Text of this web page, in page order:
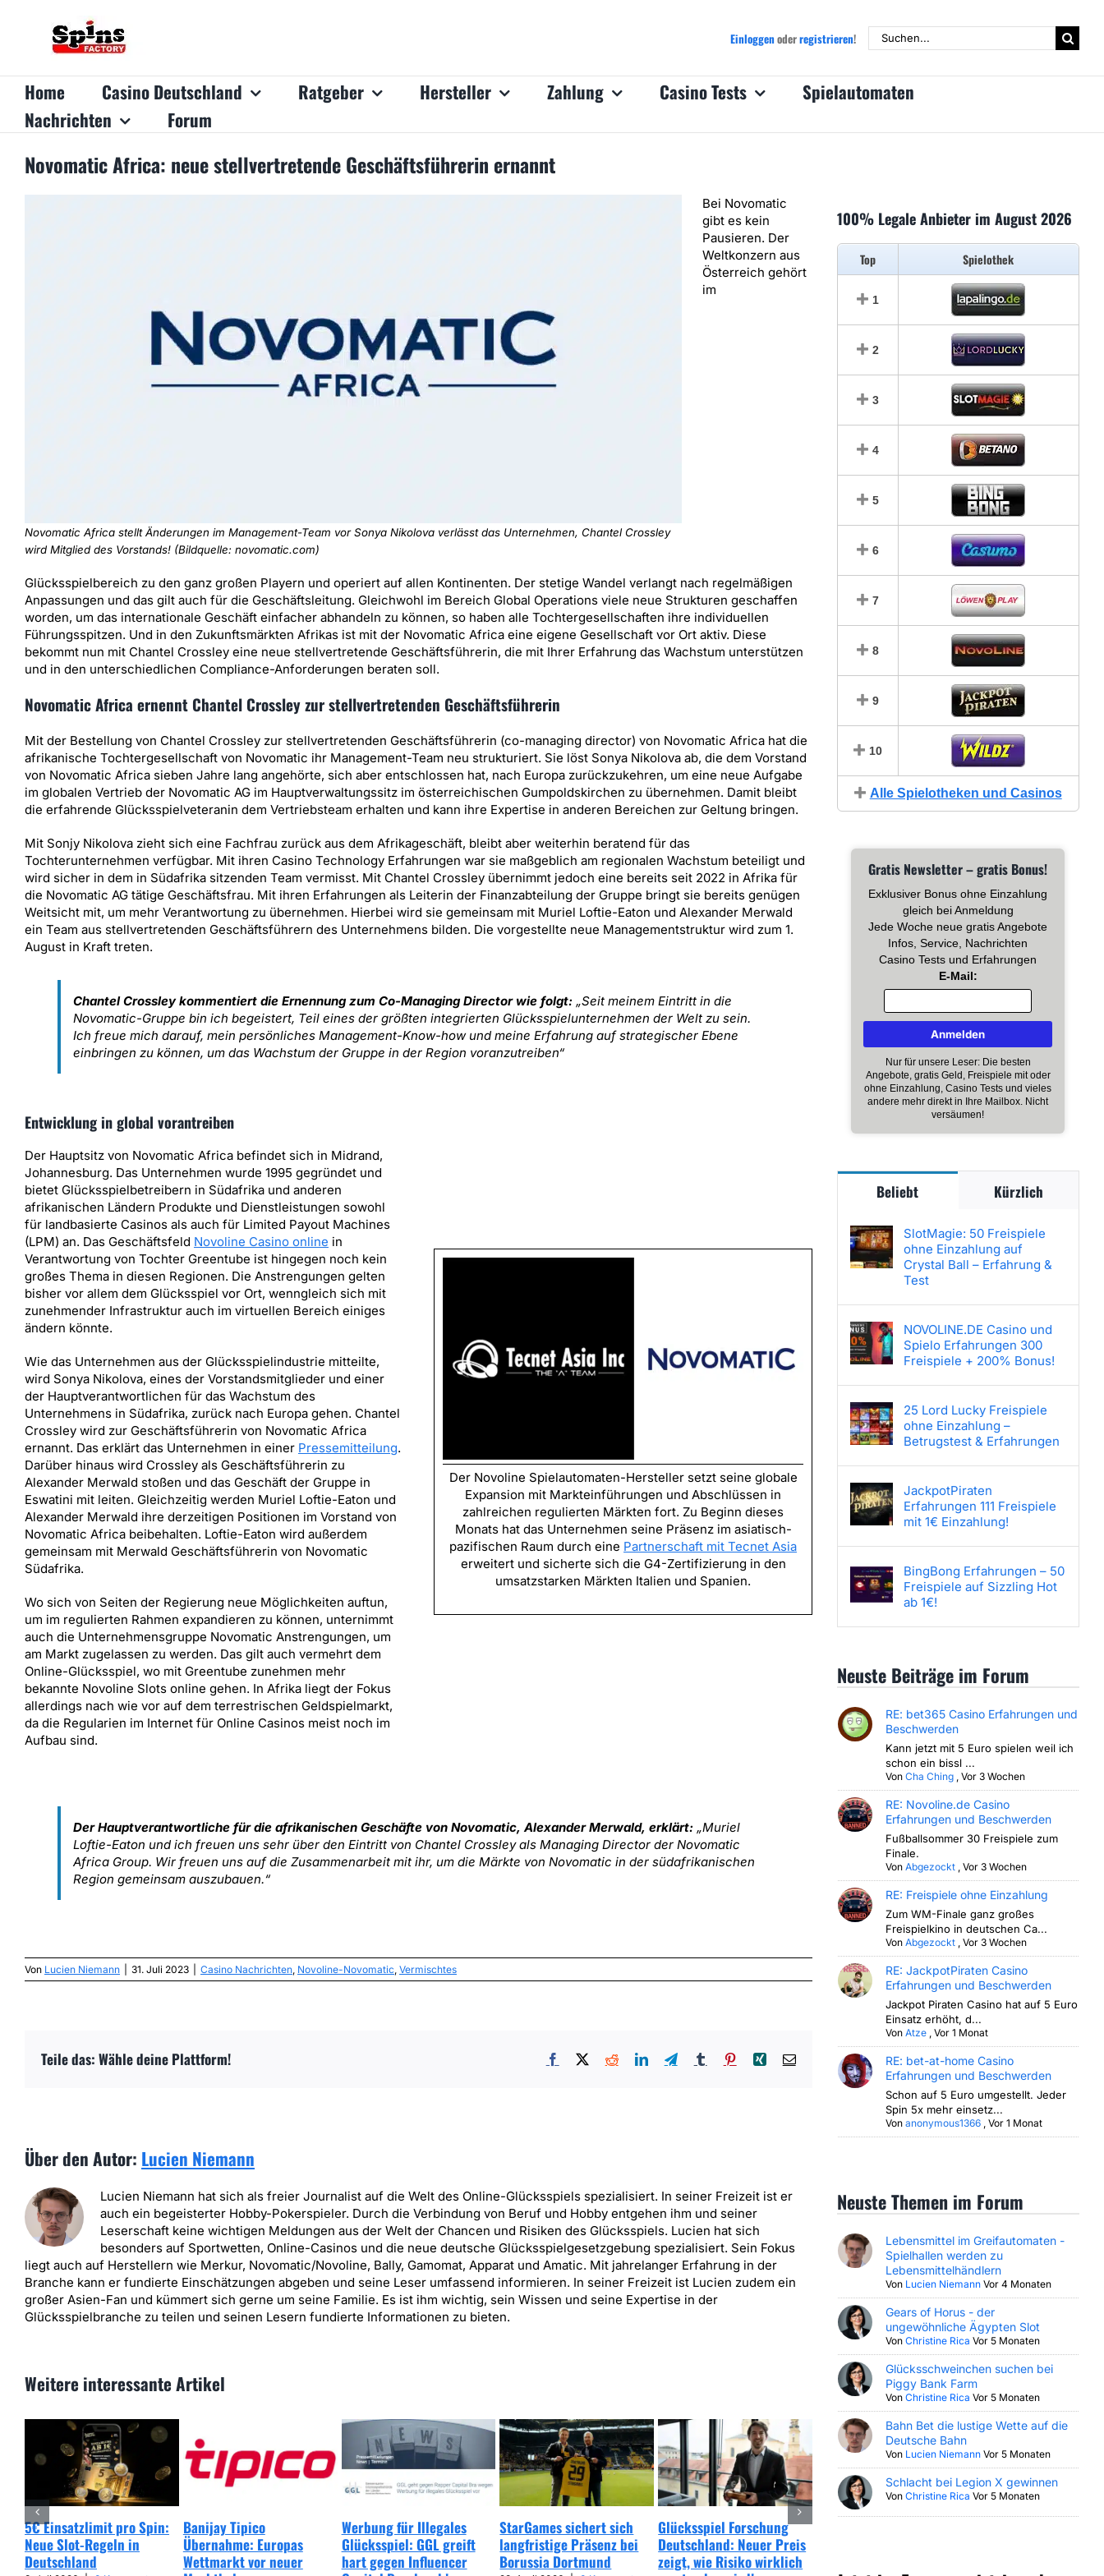
Einloggenoderregistrieren!
Suche
nach:
Home Casino Deutschland Ratgeber Hersteller Zahlung Casino Tests
Spielautomaten
Nachrichten
Forum
Novomatic Africa: neue stellvertretende Geschäftsführerin ernannt
Novomatic Africa stellt Änderungen im Management-Team vor Sonya Nikolova verlässt das Unternehmen, Chantel Crossley
wird Mitglied des Vorstands! (Bildquelle: novomatic.com)
Bei Novomatic
gibt es kein
Pausieren. Der
Weltkonzern aus
Österreich gehört
im
Glücksspielbereich zu den ganz großen Playern und operiert auf allen Kontinenten. Der stetige Wandel verlangt nach regelmäßigen
Anpassungen und das gilt auch für die Geschäftsleitung. Gleichwohl im Bereich Global Operations viele neue Strukturen geschaffen
worden, um das internationale Geschäft einfacher abhandeln zu können, so haben alle Tochtergesellschaften ihre individuellen
Führungsspitzen. Und in den Zukunftsmärkten Afrikas ist mit der Novomatic Africa eine eigene Gesellschaft vor Ort aktiv. Diese
bekommt nun mit Chantel Crossley eine neue stellvertretende Geschäftsführerin, die mit Ihrer Erfahrung das Wachstum unterstützen
und in den unterschiedlichen Compliance-Anforderungen beraten soll.
Novomatic Africa ernennt Chantel Crossley zur stellvertretenden Geschäftsführerin
Mit der Bestellung von Chantel Crossley zur stellvertretenden Geschäftsführerin (co-managing director) von Novomatic Africa hat die
afrikanische Tochtergesellschaft von Novomatic ihr Management-Team neu strukturiert. Sie löst Sonya Nikolova ab, die dem Vorstand
von Novomatic Africa sieben Jahre lang angehörte, sich aber entschlossen hat, nach Europa zurückzukehren, um eine neue Aufgabe
im globalen Vertrieb der Novomatic AG im Hauptverwaltungssitz im österreichischen Gumpoldskirchen zu übernehmen. Damit bleibt
die erfahrende Glücksspielveteranin dem Vertriebsteam erhalten und kann ihre Expertise in anderen Bereichen zur Geltung bringen.
Mit Sonjy Nikolova zieht sich eine Fachfrau zurück aus dem Afrikageschäft, bleibt aber weiterhin beratend für das
Tochterunternehmen verfügbar. Mit ihren Casino Technology Erfahrungen war sie maßgeblich am regionalen Wachstum beteiligt und
wird sicher in dem in Südafrika sitzenden Team vermisst. Mit Chantel Crossley übernimmt jedoch eine bereits seit 2022 in Afrika für
die Novomatic AG tätige Geschäftsfrau. Mit ihren Erfahrungen als Leiterin der Finanzabteilung der Gruppe bringt sie bereits genügen
Weitsicht mit, um mehr Verantwortung zu übernehmen. Hierbei wird sie gemeinsam mit Muriel Loftie-Eaton und Alexander Merwald
ein Team aus stellvertretenden Geschäftsführern des Unternehmens bilden. Die vorgestellte neue Managementstruktur wird zum 1.
August in Kraft treten.
Chantel Crossley kommentiert die Ernennung zum Co-Managing Director wie folgt:„Seit meinem Eintritt in die
Novomatic-Gruppe bin ich begeistert, Teil eines der größten integrierten Glücksspielunternehmen der Welt zu sein.
Ich freue mich darauf, mein persönliches Management-Know-how und meine Erfahrung auf strategischer Ebene
einbringen zu können, um das Wachstum der Gruppe in der Region voranzutreiben“
Entwicklung in global vorantreiben
Der Hauptsitz von Novomatic Africa befindet sich in Midrand,
Johannesburg. Das Unternehmen wurde 1995 gegründet und
bietet Glücksspielbetreibern in Südafrika und anderen
afrikanischen Ländern Produkte und Dienstleistungen sowohl
für landbasierte Casinos als auch für Limited Payout Machines
(LPM) an. Das Geschäftsfeld Novoline Casino online in
Verantwortung von Tochter Greentube ist hingegen noch kein
großes Thema in diesen Regionen. Die Anstrengungen gelten
bisher vor allem dem Glücksspiel vor Ort, wenngleich sich mit
zunehmender Infrastruktur auch im virtuellen Bereich einiges
ändern könnte.
Wie das Unternehmen aus der Glücksspielindustrie mitteilte,
wird Sonya Nikolova, eines der Vorstandsmitglieder und einer
der Hauptverantwortlichen für das Wachstum des
Unternehmens in Südafrika, zurück nach Europa gehen. Chantel
Crossley wird zur Geschäftsführerin von Novomatic Africa
ernannt. Das erklärt das Unternehmen in einer Pressemitteilung.
Darüber hinaus wird Crossley als Geschäftsführerin zu
Alexander Merwald stoßen und das Geschäft der Gruppe in
Eswatini mit leiten. Gleichzeitig werden Muriel Loftie-Eaton und
Alexander Merwald ihre derzeitigen Positionen im Vorstand von
Novomatic Africa beibehalten. Loftie-Eaton wird außerdem
gemeinsam mit Merwald Geschäftsführerin von Novomatic
Südafrika.
Wo sich von Seiten der Regierung neue Möglichkeiten auftun,
um im regulierten Rahmen expandieren zu können, unternimmt
auch die Unternehmensgruppe Novomatic Anstrengungen, um
am Markt zugelassen zu werden. Das gilt auch vermehrt dem
Online-Glücksspiel, wo mit Greentube zunehmen mehr
bekannte Novoline Slots online gehen. In Afrika liegt der Fokus
allerdings nach wie vor auf dem terrestrischen Geldspielmarkt,
da die Regularien im Internet für Online Casinos meist noch im
Aufbau sind.
Der Novoline Spielautomaten-Hersteller setzt seine globale
Expansion mit Markteinführungen und Abschlüssen in
zahlreichen regulierten Märkten fort. Zu Beginn dieses
Monats hat das Unternehmen seine Präsenz im asiatisch-
pazifischen Raum durch eine Partnerschaft mit Tecnet Asia
erweitert und sicherte sich die G4-Zertifizierung in den
umsatzstarken Märkten Italien und Spanien.
Der Hauptverantwortliche für die afrikanischen Geschäfte von Novomatic, Alexander Merwald, erklärt:„Muriel
Loftie-Eaton und ich freuen uns sehr über den Eintritt von Chantel Crossley als Managing Director der Novomatic
Africa Group. Wir freuen uns auf die Zusammenarbeit mit ihr, um die Märkte von Novomatic in der südafrikanischen
Region gemeinsam auszubauen.“
Von Lucien Niemann 31. Juli 2023 Casino Nachrichten Novoline-Novomatic Vermischtes
Teile das: Wähle deine Plattform! Facebook
X RedditLinkedInTelegramTumblrPinterestXing E-
Über den Autor: Lucien Niemann
Lucien Niemann hat sich als freier Journalist auf die Welt des Online-Glücksspiels spezialisiert. In seiner Freizeit ist er
auch ein begeisterter Hobby-Pokerspieler. Durch die Verbindung von Beruf und Hobby entgehen ihm und seiner
Leserschaft keine wichtigen Meldungen aus der Welt der Chancen und Risiken des Glücksspiels. Lucien hat sich
besonders auf Sportwetten, Online-Casinos und die neue deutsche Glücksspielgesetzgebung spezialisiert. Sein Fokus
liegt auch auf Herstellern wie Merkur, Novomatic/Novoline, Bally, Gamomat, Apparat und Amatic. Mit jahrelanger Erfahrung in der
Branche kann er fundierte Einschätzungen abgeben und seine Leser umfassend informieren. In seiner Freizeit ist Lucien zudem ein
großer Asien-Fan und kümmert sich gerne um seine Familie. Es ist ihm wichtig, sein Wissen und seine Expertise in der
Glücksspielbranche zu teilen und seinen Lesern fundierte Informationen zu bieten.
Weitere interessante Artikel
5€ Einsatzlimit pro Spin:
Neue Slot-Regeln in
Deutschland
Banijay Tipico
Übernahme: Europas
Wettmarkt vor neuer
Werbung für Illegales
Glücksspiel: GGL greift
hart gegen Influencer
StarGames sichert sich
langfristige Präsenz bei
Borussia Dortmund
Glücksspiel Forschung
Deutschland: Neuer Preis
zeigt, wie Risiko wirklich
100% Legale Anbieter im August 2026
Top Spielothek
1
2
3
4
5
6
7
8
9
10
Alle Spielotheken und Casinos
Gratis Newsletter – gratis Bonus!
Exklusiver Bonus ohne Einzahlung
gleich bei Anmeldung
Jede Woche neue gratis Angebote
Infos, Service, Nachrichten
Casino Tests und Erfahrungen
E-Mail:
Nur für unsere Leser: Die besten
Angebote, gratis Geld, Freispiele mit oder
ohne Einzahlung, Casino Tests und vieles
andere mehr direkt in Ihre Mailbox. Nicht
versäumen!
Beliebt Kürzlich
SlotMagie: 50 Freispiele
ohne Einzahlung auf
Crystal Ball – Erfahrung &
Test
NOVOLINE.DE Casino und
Spielo Erfahrungen 300
Freispiele + 200% Bonus!
25 Lord Lucky Freispiele
ohne Einzahlung –
Betrugstest & Erfahrungen
JackpotPiraten
Erfahrungen 111 Freispiele
mit 1€ Einzahlung!
BingBong Erfahrungen – 50
Freispiele auf Sizzling Hot
ab 1€!
Neuste Beiträge im Forum
RE: bet365 Casino Erfahrungen und
Beschwerden
Kann jetzt mit 5 Euro spielen weil ich
schon ein bissl ...
VonCha Ching ,Vor 3 Wochen
RE: Novoline.de Casino
Erfahrungen und Beschwerden
Fußballsommer 30 Freispiele zum
Finale.
VonAbgezockt ,Vor 3 Wochen
RE: Freispiele ohne Einzahlung
Zum WM-Finale ganz großes
Freispielkino in deutschen Ca...
VonAbgezockt ,Vor 3 Wochen
RE: JackpotPiraten Casino
Erfahrungen und Beschwerden
Jackpot Piraten Casino hat auf 5 Euro
Einsatz erhöht, d...
VonAtze ,Vor 1 Monat
RE: bet-at-home Casino
Erfahrungen und Beschwerden
Schon auf 5 Euro umgestellt. Jeder
Spin 5x mehr einsetz...
Vonanonymous1366 ,Vor 1 Monat
Neuste Themen im Forum
Lebensmittel im Greifautomaten -
Spielhallen werden zu
Lebensmittelhändlern
Von Lucien Niemann Vor 4 Monaten
Gears of Horus - der
ungewöhnliche Ägypten Slot
VonChristine Rica Vor 5 Monaten
Glücksschweinchen suchen bei
Piggy Bank Farm
VonChristine Rica Vor 5 Monaten
Bahn Bet die lustige Wette auf die
Deutsche Bahn
Von Lucien Niemann Vor 5 Monaten
Schlacht bei Legion X gewinnen
VonChristine Rica Vor 5 Monaten